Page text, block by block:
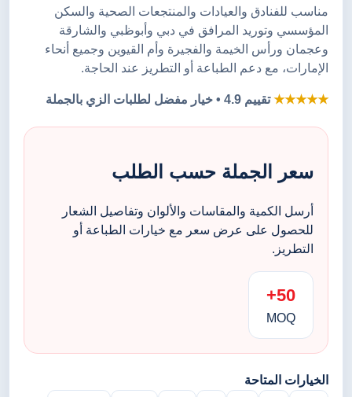
مناسب للفنادق والعيادات والمنتجعات الصحية والسكن
المؤسسي وتوريد المرافق في دبي وأبوظبي والشارقة
وعجمان ورأس الخيمة والفجيرة وأم القيوين وجميع أنحاء
الإمارات، مع دعم الطباعة أو التطريز عند الحاجة.
★★★★★تقييم 4.9 • خيار مفضل لطلبات الزي بالجملة
سعر الجملة حسب الطلب
أرسل الكمية والمقاسات والألوان وتفاصيل الشعار
للحصول على عرض سعر مع خيارات الطباعة أو
التطريز.
50+
MOQ
الخيارات المتاحة